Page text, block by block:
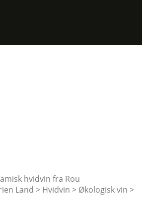
hvidvin fra Rou
Land > Hvidvin > Økologisk vin >